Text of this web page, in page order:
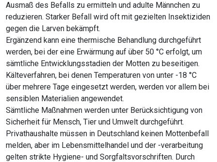
Ausmaß des Befalls zu ermitteln und adulte Männchen zu
reduzieren. Starker Befall wird oft mit gezielten Insektiziden
gegen die Larven bekämpft.
Ergänzend kann eine thermische Behandlung durchgeführt
werden, bei der eine Erwärmung auf über 50 °C erfolgt, um
sämtliche Entwicklungsstadien der Motten zu beseitigen.
Kälteverfahren, bei denen Temperaturen von unter -18 °C
über mehrere Tage eingesetzt werden, werden vor allem bei
sensiblen Materialien angewendet.
Sämtliche Maßnahmen werden unter Berücksichtigung von
Sicherheit für Mensch, Tier und Umwelt durchgeführt.
Privathaushalte müssen in Deutschland keinen Mottenbefall
melden, aber im Lebensmittelhandel und der -verarbeitung
gelten strikte Hygiene- und Sorgfaltsvorschriften. Durch